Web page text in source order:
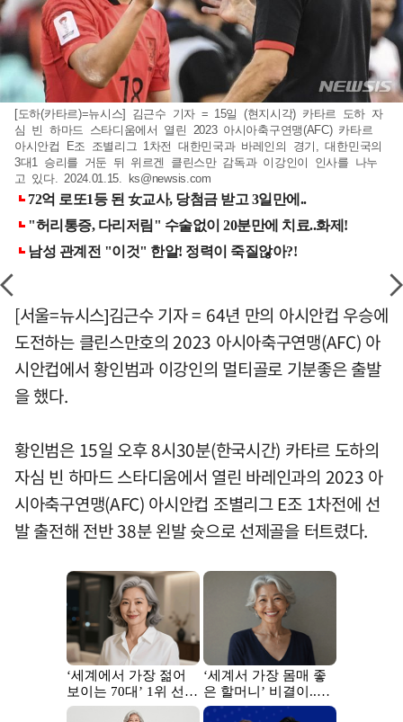
[도하(카타르)=뉴시스] 김근수 기자 = 15일 (현지시각) 카타르 도하 자
심 빈 하마드 스타디움에서 열린 2023 아시아축구연맹(AFC) 카타르
아시안컵 E조 조별리그 1차전 대한민국과 바레인의 경기, 대한민국의
3대1 승리를 거둔 뒤 위르겐 클린스만 감독과 이강인이 인사를 나누
고 있다. 2024.01.15.
ks@newsis.com
[서울=뉴시스]김근수 기자 = 64년 만의 아시안컵 우승에
도전하는 클린스만호의 2023 아시아축구연맹(AFC) 아
시안컵에서 황인범과 이강인의 멀티골로 기분좋은 출발
을 했다.
황인범은 15일 오후 8시30분(한국시간) 카타르 도하의
자심 빈 하마드 스타디움에서 열린 바레인과의 2023 아
시아축구연맹(AFC) 아시안컵 조별리그 E조 1차전에 선
발 출전해 전반 38분 왼발 슛으로 선제골을 터트렸다.